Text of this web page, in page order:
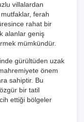
villalardan
ferah
rahat bir
alanlar geniş
mümkündür.
gürültüden uzak
önem
sahiptir. Bu
bir tatil
ettiği bölgeler